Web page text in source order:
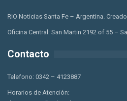
RIO Noticias Santa Fe – Argentina.
Oficina Central: San Martin 2192 of 55 –
Contacto
Telefono: 0342 – 4123887
Horarios de Atención: